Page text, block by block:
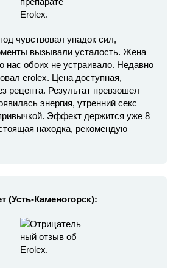
чувствовал упадок сил,
вызывали усталость. Жена
нас обоих не устраивало. Недавно
erolex. Цена доступная,
рецепта. Результат превзошел
энергия, утренний секс
Эффект держится уже 8
находка, рекомендую
(Усть-Каменогорск):